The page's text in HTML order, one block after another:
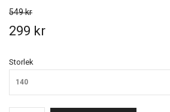
549 kr
299 kr
Storlek
140